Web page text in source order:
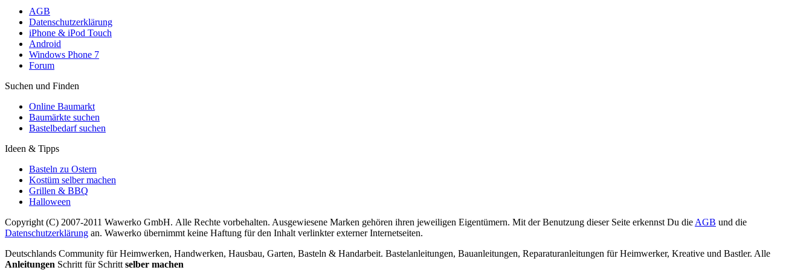
AGB
Datenschutzerklärung
iPhone & iPod Touch
Android
Windows Phone 7
Forum
Suchen und Finden
Online Baumarkt
Baumärkte suchen
Bastelbedarf suchen
Ideen & Tipps
Basteln zu Ostern
Kostüm selber machen
Grillen & BBQ
Halloween
Copyright (C) 2007-2011 Wawerko GmbH. Alle Rechte vorbehalten. Ausgewiesene Marken gehören ihren jeweiligen Eigentümern. Mit der Benutzung dieser Seite erkennst Du die AGB und die
Datenschutzerklärung an. Wawerko übernimmt keine Haftung für den Inhalt verlinkter externer Internetseiten.
Deutschlands Community für Heimwerken, Handwerken, Hausbau, Garten, Basteln & Handarbeit. Bastelanleitungen, Bauanleitungen, Reparaturanleitungen für Heimwerker, Kreative und Bastler. Alle
Anleitungen Schritt für Schritt selber machen